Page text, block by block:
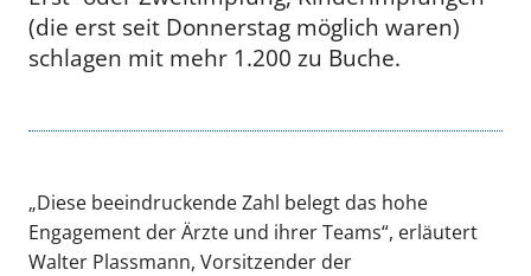
(die erst seit Donnerstag möglich waren)
schlagen mit mehr 1.200 zu Buche.
„Diese beeindruckende Zahl belegt das hohe
Engagement der Ärzte und ihrer Teams“, erläutert
Walter Plassmann, Vorsitzender der